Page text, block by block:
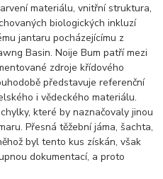
materiálu, vnitřní struktura,
biologických inkluzí
jantaru pocházejícímu z
Basin. Noije Bum patří mezi
zdroje křídového
představuje referenční
i vědeckého materiálu.
které by naznačovaly jinou
Přesná těžební jáma, šachta,
byl tento kus získán, však
dokumentací, a proto